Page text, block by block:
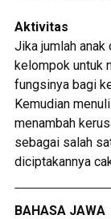
Aktivitas
Jika jumlah anak
kelompok untuk
fungsinya bagi
Kemudian
menambah
sebagai salah
diciptakannya
BAHASA JAWA